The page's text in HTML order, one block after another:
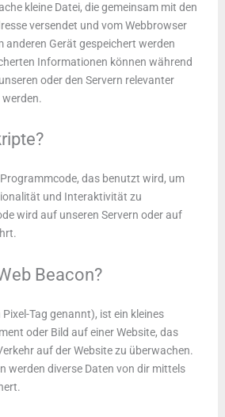
kleine Datei, die gemeinsam mit den
versendet und vom Webbrowser
anderen Gerät gespeichert werden
Informationen können während
oder den Servern relevanter
das benutzt wird, um
und Interaktivität zu
wird auf unseren Servern oder auf
Beacon?
Tag genannt), ist ein kleines
oder Bild auf einer Website, das
auf der Website zu überwachen.
werden diverse Daten von dir mittels